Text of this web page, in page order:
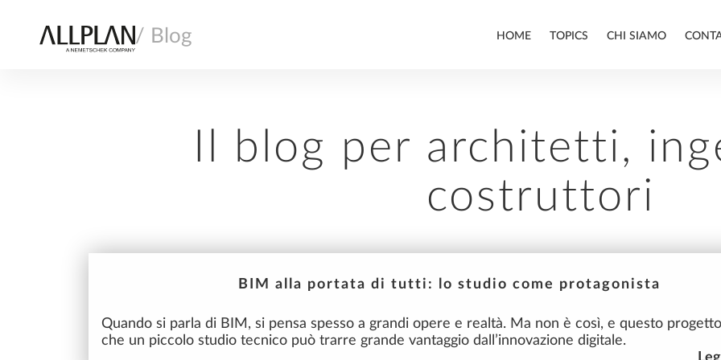
/ Blog HOME TOPICS
ALLPLAN
CHI SIAMO
Il blog per architetti,
costruttori
BIM alla portata di tutti: lo studio come protagonista
Quando si parla di BIM, si pensa spesso a grandi opere e realtà. Ma non è così, e questo
che un piccolo studio tecnico può trarre grande vantaggio dall’innovazione digitale.